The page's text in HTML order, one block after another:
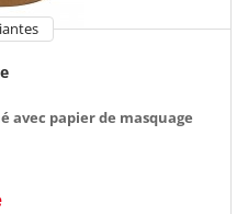
avec papier de masquage